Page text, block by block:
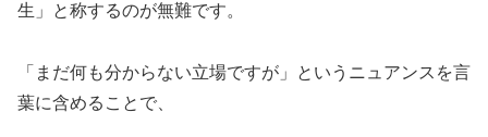
生」と称するのが無難です。
「まだ何も分からない立場ですが」というニュアンスを言
葉に含めることで、